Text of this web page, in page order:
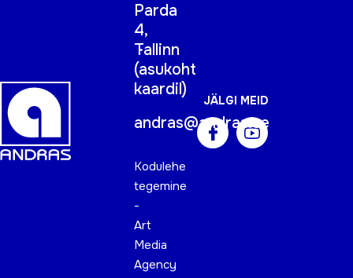
Parda
4,
Tallinn
(asukoht
kaardil)
andras@andras.ee
Kodulehe
tegemine
-
Art
Media
Agency
JÄLGI MEID